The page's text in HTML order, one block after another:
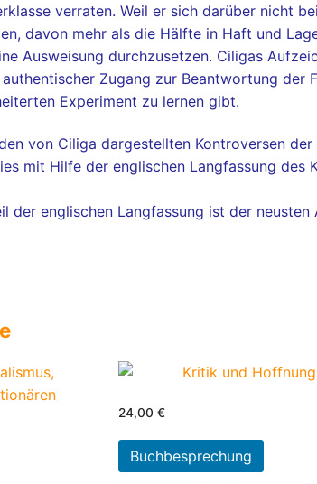
verraten. Weil er sich darüber nicht
davon mehr als die Hälfte in Haft und
Ausweisung durchzusetzen. Ciligas
Zugang zur Beantwortung der
Experiment zu lernen gibt.
von Ciliga dargestellten Kontroversen
mit Hilfe der englischen Langfassung des
der englischen Langfassung ist der
24,00 €
Buchbesprechung